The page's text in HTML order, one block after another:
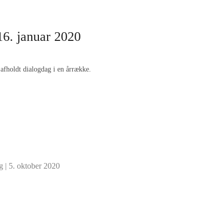
januar 2020
dialogdag i en årrække.
| 5. oktober 2020